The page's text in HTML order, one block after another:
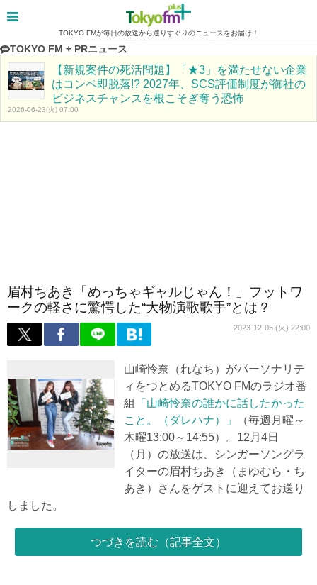
TOKYO FMが毎日の放送から選りすぐりのニュースをお届け！
TOKYO FM + PRニュース
【新規案件の死活問題】「★3」を満たせない企業
はコンペ即脱落!? 2027年、SCS評価制度が御社の
ビジネスチャンスを根こそぎ奪う恐怖
2026-06-23(火) 07:00
眉村ちあき「めっちゃギャルじゃん！」フットワ
ークの軽さに驚愕した“大物演歌歌手”とは？
2023-12-05 (火) 22:00
山崎怜奈（れなち）がパーソナリテ
ィをつとめるTOKYO FMのラジオ番
組
「山崎怜奈の誰かに話したかった
こと。（ダレハナ）」
（毎週月曜～
木曜13:00～14:55）。12月4日
（月）の放送は、シンガーソングラ
イターの眉村ちあき（まゆむら・ち
あき）さんをゲストに迎えてお送り
しました。
つづきを読む（記事全文）